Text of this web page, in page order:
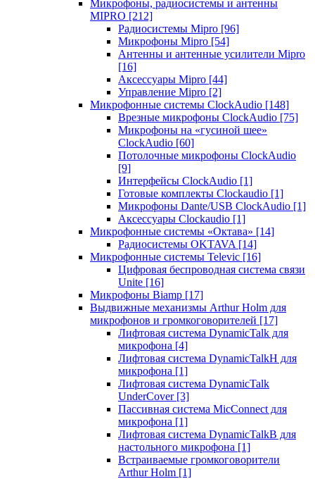
Микрофоны, радиосистемы и антенны
MIPRO [212]
Радиосистемы Mipro [96]
Микрофоны Mipro [54]
Антенны и антенные усилители Mipro
[16]
Аксессуары Mipro [44]
Управление Mipro [2]
Микрофонные системы ClockAudio [148]
Врезные микрофоны ClockAudio [75]
Микрофоны на «гусиной шее»
ClockAudio [60]
Потолочные микрофоны ClockAudio
[9]
Интерфейсы ClockAudio [1]
Готовые комплекты Clockaudio [1]
Микрофоны Dante/USB ClockAudio [1]
Аксессуары Clockaudio [1]
Микрофонные системы «Октава» [14]
Радиосистемы OKTAVA [14]
Микрофонные системы Televic [16]
Цифровая беспроводная система связи
Unite [16]
Микрофоны Biamp [17]
Выдвижные механизмы Arthur Holm для
микрофонов и громкоговорителей [17]
Лифтовая система DynamicTalk для
микрофона [4]
Лифтовая система DynamicTalkH для
микрофона [1]
Лифтовая система DynamicTalk
UnderCover [3]
Пассивная система MicConnect для
микрофона [1]
Лифтовая система DynamicTalkB для
настольного микрофона [1]
Встраиваемые громкоговорители
Arthur Holm [1]